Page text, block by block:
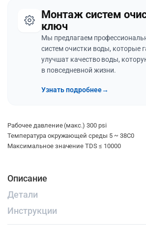
Монтаж систем
ключ
Мы предлагаем
систем очистки воды, которые
улучшат качество воды,
в повседневной жизни.
Узнать подробнее→
Рабочее давление (макс.) 300 psi
Температура окружающей среды 5 ~ 38С0
Максимальное значение TDS ≤ 10000
Описание
Детали
Инструкции